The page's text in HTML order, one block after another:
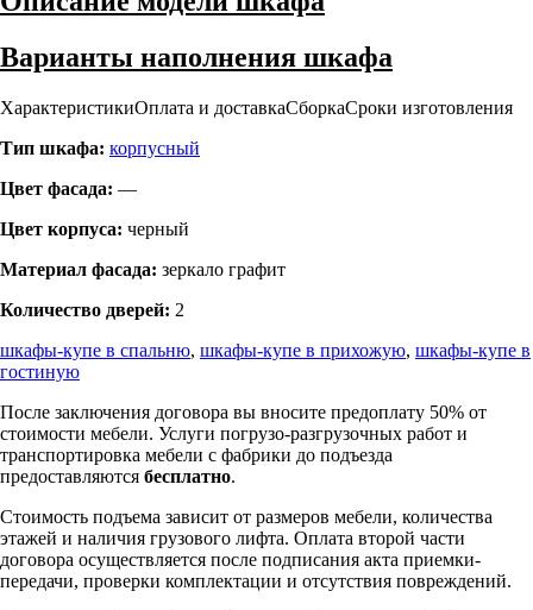
Варианты наполнения шкафа
ХарактеристикиОплата и доставкаСборкаСроки изготовления
Тип шкафа: корпусный
Цвет фасада: —
Цвет корпуса: черный
Материал фасада: зеркало графит
Количество дверей: 2
шкафы-купе в спальню, шкафы-купе в прихожую, шкафы-купе в
гостиную
После заключения договора вы вносите предоплату 50% от
стоимости мебели. Услуги погрузо-разгрузочных работ и
транспортировка мебели с фабрики до подъезда
предоставляются бесплатно.
Стоимость подъема зависит от размеров мебели, количества
этажей и наличия грузового лифта. Оплата второй части
договора осуществляется после подписания акта приемки-
передачи, проверки комплектации и отсутствия повреждений.